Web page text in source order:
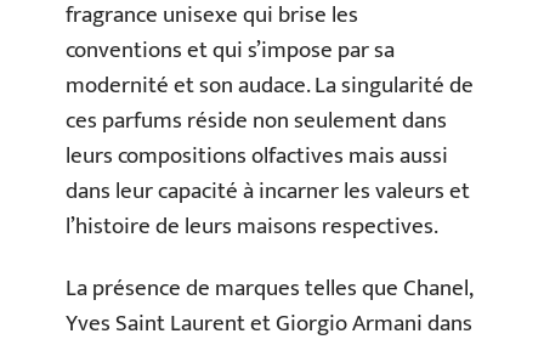
fragrance unisexe qui brise les
conventions et qui s’impose par sa
modernité et son audace. La singularité de
ces parfums réside non seulement dans
leurs compositions olfactives mais aussi
dans leur capacité à incarner les valeurs et
l’histoire de leurs maisons respectives.
La présence de marques telles que Chanel,
Yves Saint Laurent et Giorgio Armani dans